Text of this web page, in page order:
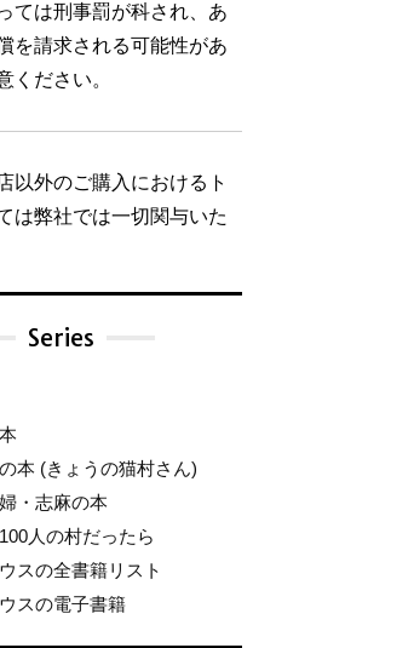
ては刑事罰が科され、あ
を請求される可能性があ
ください。
以外のご購入におけるト
は弊社では一切関与いた
Series
本 (きょうの猫村さん)
・志麻の本
人の村だったら
スの全書籍リスト
スの電子書籍